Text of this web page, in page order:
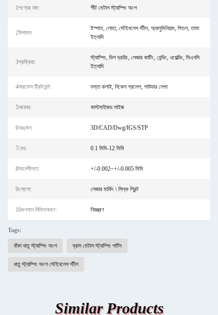
1পণ্যের নাম: শীট মেটাল স্ট্যাম্পিং অংশ
2উপাদান:
ইস্পাত, লোহা, স্টেইনলেস স্টীল, অ্যালুমিনিয়াম, পিতল, তামা
ইত্যাদি
3প্রক্রিয়া:
স্ট্যাম্পিং, ডিপ ড্রয়িং, লেজার কাটিং, বেন্ডিং, ওয়েল্ডিং, সিএনসি
ইত্যাদি
4সারফেস ট্রিটমেন্ট: দস্তা কলাই, নিকেল প্রলেপ, পাউডার লেপা
5আকার: কাস্টমাইজড সাইজ
6অঙ্কন: 3D/CAD/Dwg/IGS/STP
7বেধ: 0.1 মিমি-12 মিমি
8সহনশীলতা: +/-0.002~+/-0.005 মিমি
9লোগো: লেজার মার্কিং \ সিল্ক প্রিন্ট
10গুণমান নিশ্চিতকরণ: নিয়ন্ত্রণ
Tags:
বাঁকা ধাতু স্ট্যাম্পিং অংশ ব্রাস মেটাল স্ট্যাম্পিং পার্টস
ধাতু স্ট্যাম্পিং অংশ স্টেইনলেস স্টীল
Similar Products